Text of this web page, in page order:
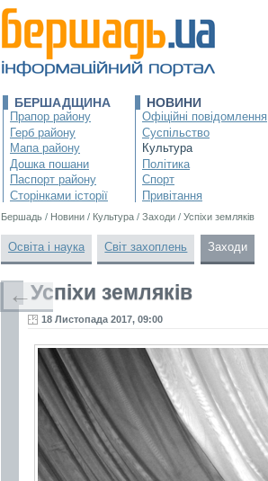
БЕРШАДЩИНА
Прапор району
Герб району
Мапа району
Дошка пошани
Паспорт району
Сторінками історії
НОВИНИ
Офіційні повідомлення
Суспільство
Культура
Політика
Спорт
Привітання
Бершадь / Новини / Культура / Заходи / Успіхи земляків
Освіта і наука Світ захоплень Заходи
Успіхи земляків
18 Листопада 2017, 09:00
←